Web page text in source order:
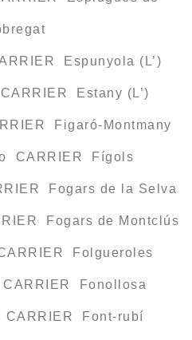
Espunyola (L’)
Estany (L’)
Figaró-Montmany
CARRIER Fígols
Fogars de la Selva
Fogars de Montclús
Folgueroles
Fonollosa
Font-rubí